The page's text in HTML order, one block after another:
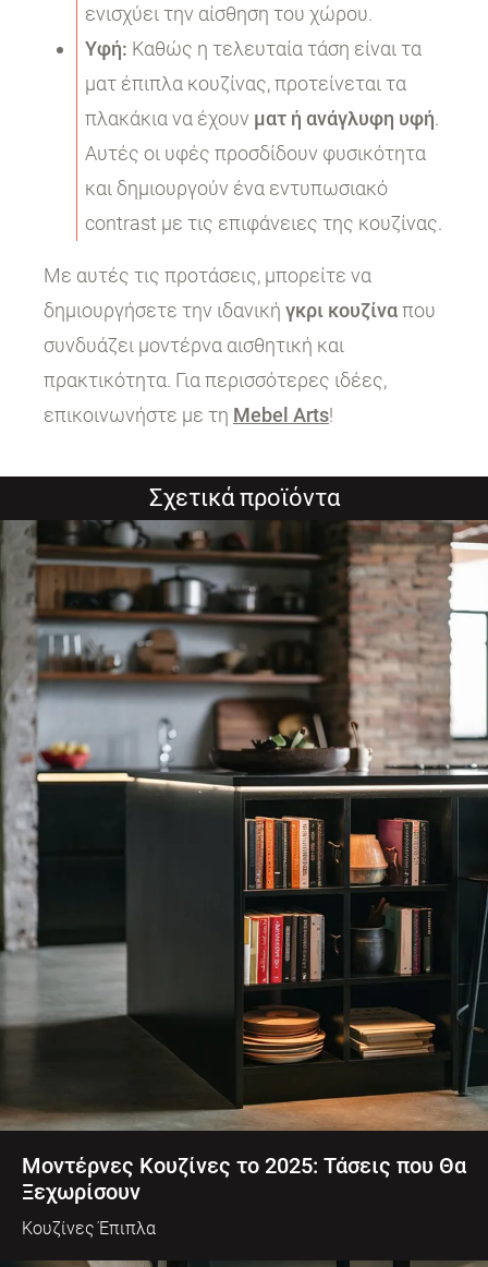
ενισχύει την αίσθηση του χώρου.
Υφή: Καθώς η τελευταία τάση είναι τα
ματ έπιπλα κουζίνας, προτείνεται τα
πλακάκια να έχουν ματ ή ανάγλυφη υφή.
Αυτές οι υφές προσδίδουν φυσικότητα
και δημιουργούν ένα εντυπωσιακό
contrast με τις επιφάνειες της κουζίνας.
Με αυτές τις προτάσεις, μπορείτε να
δημιουργήσετε την ιδανική γκρι κουζίναπου
συνδυάζει μοντέρνα αισθητική και
πρακτικότητα. Για περισσότερες ιδέες,
επικοινωνήστε με τη Mebel Arts!
Σχετικά προϊόντα
Μοντέρνες Κουζίνες το 2025: Τάσεις που Θα
Ξεχωρίσουν
Κουζίνες Έπιπλα